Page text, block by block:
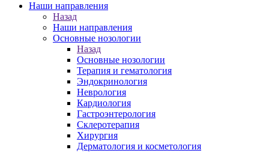
Наши направления
Назад
Наши направления
Основные нозологии
Назад
Основные нозологии
Терапия и гематология
Эндокринология
Неврология
Кардиология
Гастроэнтерология
Склеротерапия
Хирургия
Дерматология и косметология